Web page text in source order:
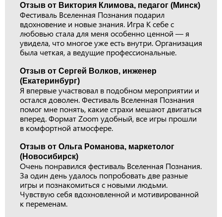
Отзыв от Виктория Климова, педагог (Минск)
Фестиваль Вселенная Познания подарил
вдохновение и новые знания. Игра К себе с
любовью стала для меня особенно ценной — я
увидела, что многое уже есть внутри. Организация
была четкая, а ведущие профессиональные.
Отзыв от Сергей Волков, инженер
(Екатеринбург)
Я впервые участвовал в подобном мероприятии и
остался доволен. Фестиваль Вселенная Познания
помог мне понять, какие страхи мешают двигаться
вперед. Формат Zoom удобный, все игры прошли
в комфортной атмосфере.
Отзыв от Ольга Романова, маркетолог
(Новосибирск)
Очень понравился фестиваль Вселенная Познания.
За один день удалось попробовать две разные
игры и познакомиться с новыми людьми.
Чувствую себя вдохновленной и мотивированной
к переменам.